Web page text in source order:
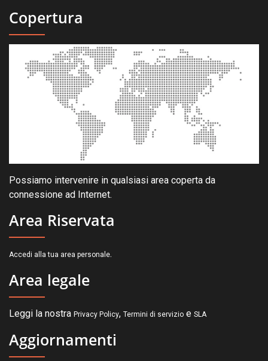
Copertura
Possiamo intervenire in qualsiasi area coperta da
connessione ad Internet.
Area Riservata
Accedi alla tua area personale.
Area legale
Leggi la nostra Privacy Policy, Termini di servizio e SLA
Aggiornamenti